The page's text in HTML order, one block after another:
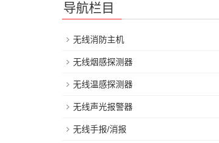
导航栏目
无线消防主机
无线烟感探测器
无线温感探测器
无线声光报警器
无线手报/消报